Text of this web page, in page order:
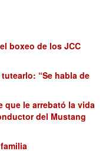
boxeo de los JCC
“Se habla de
que le arrebató la vida
del Mustang